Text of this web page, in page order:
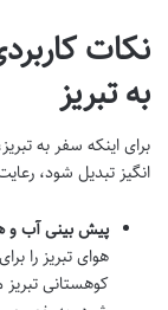
نکات
به تبریز
برای اینکه سفر به
انگیز تبدیل شود،
پیش بینی آب و
هوای تبریز را
کوهستانی